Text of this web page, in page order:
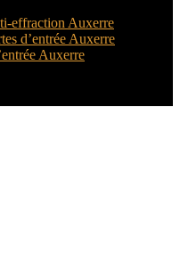
effraction Auxerre
d’entrée Auxerre
Auxerre